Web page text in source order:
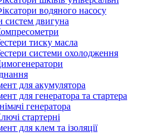
водяного насосу
систем двигуна
тиску масла
системи охолодження
для акумулятора
для генератора та стартера
генератора
стартерні
для клем та ізоляції